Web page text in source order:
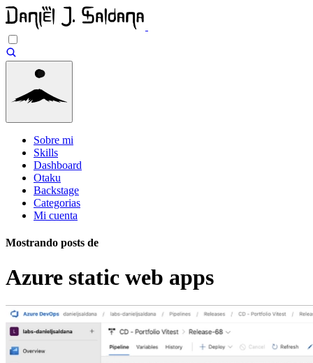
Sobre mi
Skills
Dashboard
Otaku
Backstage
Categorias
Mi cuenta
Mostrando posts de
Azure static web apps